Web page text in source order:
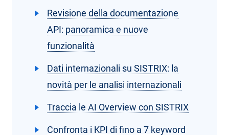
Revisione della documentazione
API: panoramica e nuove
funzionalità
Dati internazionali su SISTRIX: la
novità per le analisi internazionali
Traccia le AI Overview con SISTRIX
Confronta i KPI di fino a 7 keyword